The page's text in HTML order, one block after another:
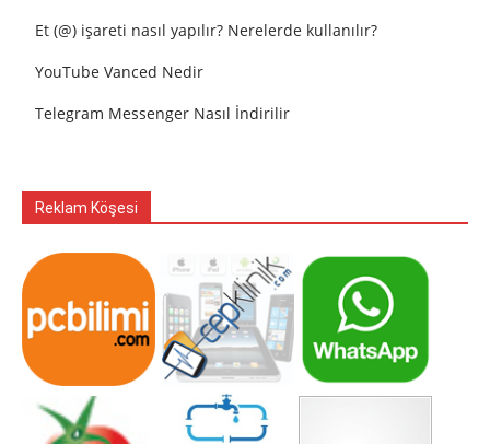
Et (@) işareti nasıl yapılır? Nerelerde kullanılır?
YouTube Vanced Nedir
Telegram Messenger Nasıl İndirilir
Reklam Köşesi